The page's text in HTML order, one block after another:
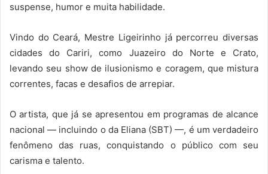
suspense, humor e muita habilidade.
Vindo do Ceará, Mestre Ligeirinho já percorreu diversas
cidades do Cariri, como Juazeiro do Norte e Crato,
levando seu show de ilusionismo e coragem, que mistura
correntes, facas e desafios de arrepiar.
O artista, que já se apresentou em programas de alcance
nacional — incluindo o da Eliana (SBT) —, é um verdadeiro
fenômeno das ruas, conquistando o público com seu
carisma e talento.